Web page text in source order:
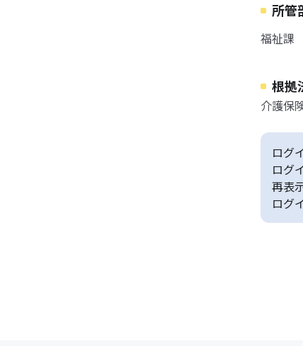
所管
福祉課
根拠
介護保
ログ
ログ
再表
ログ